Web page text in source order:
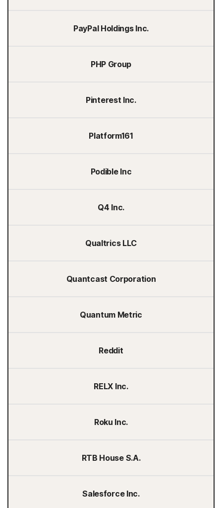
PayPal Holdings Inc.
PHP Group
Pinterest Inc.
Platform161
Podible Inc
Q4 Inc.
Qualtrics LLC
Quantcast Corporation
Quantum Metric
Reddit
RELX Inc.
Roku Inc.
RTB House S.A.
Salesforce Inc.